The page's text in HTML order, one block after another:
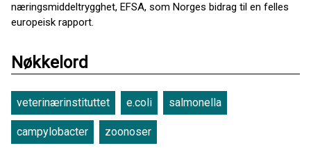
næringsmiddeltrygghet, EFSA, som Norges bidrag til en felles
europeisk rapport.
Nøkkelord
veterinærinstituttet e.coli salmonella
campylobacter zoonoser